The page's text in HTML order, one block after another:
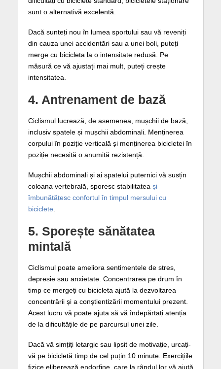
sunt o alternativă excelentă.
Dacă sunteți nou în lumea sportului sau vă reveniți
din cauza unei accidentări sau a unei boli, puteți
merge cu bicicleta la o intensitate redusă. Pe
măsură ce vă ajustați mai mult, puteți crește
intensitatea.
4. Antrenament de bază
Ciclismul lucrează, de asemenea, mușchii de bază,
inclusiv spatele și mușchii abdominali. Menținerea
corpului în poziție verticală și menținerea bicicletei în
poziție necesită o anumită rezistență.
Mușchii abdominali și ai spatelui puternici vă susțin
coloana vertebrală, sporesc stabilitatea și
îmbunătățesc confortul în timpul mersului cu
biciclete
5. Sporește sănătatea
mintală
Ciclismul poate ameliora sentimentele de stres,
depresie sau anxietate. Concentrarea pe drum în
timp ce mergeți cu bicicleta ajută la dezvoltarea
concentrării și a conștientizării momentului prezent.
Acest lucru vă poate ajuta să vă îndepărtați atenția
de la dificultățile de pe parcursul unei zile.
Dacă vă simțiți letargic sau lipsit de motivație, urcați-
vă pe bicicletă timp de cel puțin 10 minute. Exercițiile
fizice eliberează endorfine, care la rândul lor vă ajută